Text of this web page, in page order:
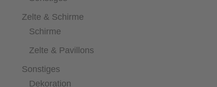
Zelte & Schirme
Schirme
Zelte & Pavillons
Sonstiges
Dekoration